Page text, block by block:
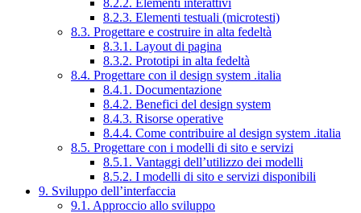
8.2.2. Elementi interattivi
8.2.3. Elementi testuali (microtesti)
8.3. Progettare e costruire in alta fedeltà
8.3.1. Layout di pagina
8.3.2. Prototipi in alta fedeltà
8.4. Progettare con il design system .italia
8.4.1. Documentazione
8.4.2. Benefici del design system
8.4.3. Risorse operative
8.4.4. Come contribuire al design system .italia
8.5. Progettare con i modelli di sito e servizi
8.5.1. Vantaggi dell’utilizzo dei modelli
8.5.2. I modelli di sito e servizi disponibili
9. Sviluppo dell’interfaccia
9.1. Approccio allo sviluppo